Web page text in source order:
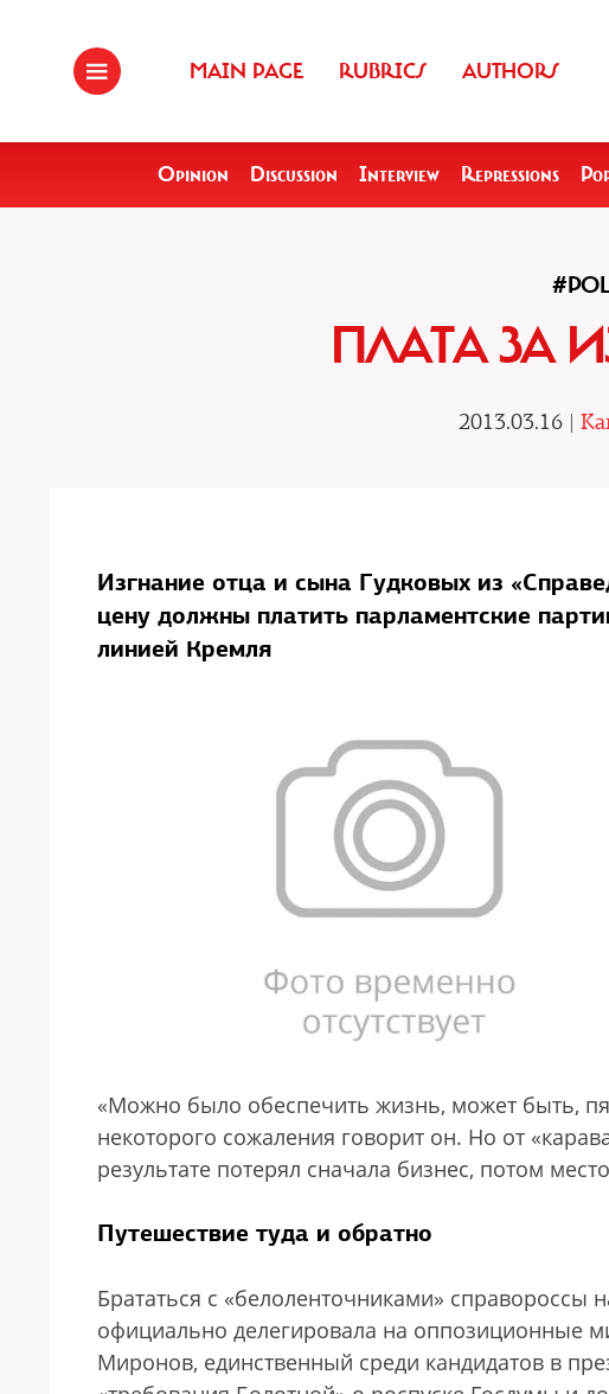
MAIN PAGE RUBRICS AUTHORS
Opinion Discussion Interview Repressions
ПЛАТА ЗА
2013.03.16 |
Изгнание отца и сына Гудковых из
цену должны платить парламентские
линией Кремля
«Можно было обеспечить жизнь, может быть,
некоторого сожаления говорит он. Но от
результате потерял сначала бизнес, потом
Путешествие туда и обратно
Брататься с «белоленточниками» справороссы
официально делегировала на оппозиционные
Миронов, единственный среди кандидатов в